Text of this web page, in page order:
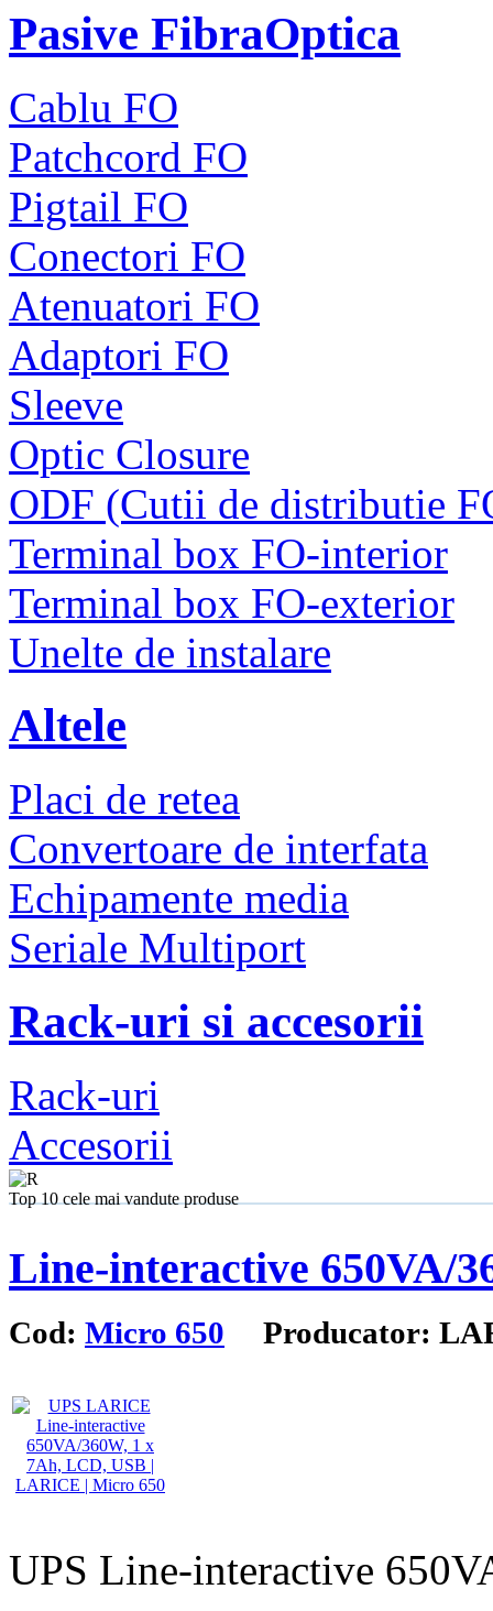
Pasive FibraOptica
Cablu FO
Patchcord FO
Pigtail FO
Conectori FO
Atenuatori FO
Adaptori FO
Sleeve
Optic Closure
ODF (Cutii de distributie
Terminal box FO-interior
Terminal box FO-exterior
Unelte de instalare
Altele
Placi de retea
Convertoare de interfata
Echipamente media
Seriale Multiport
Rack-uri si accesorii
Rack-uri
Accesorii
Top 10 cele mai vandute produse
Line-interactive 650VA/
Cod: Micro 650 Producator:
UPS Line-interactive